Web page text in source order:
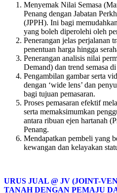
Menyemak Nilai Semasa
Penang dengan Jabatan
(JPPH). Ini bagi
yang boleh diperolehi oleh
Penerangan jelas perjalanan
penentuan harga hingga
Penerangan analisis nilai
Demand) dan trend semasa
Pengambilan gambar serta
dengan ‘wide lens’ dan
bagi tujuan pemasaran.
Proses pemasaran efektif
serta memaksimumkan
antara ribuan ejen hartanah
Penang.
Mendapatkan pembeli yang
kewangan dan kelayakan
URUS JUAL @ JV (JOINT-
TANAH DENGAN PEMAJU